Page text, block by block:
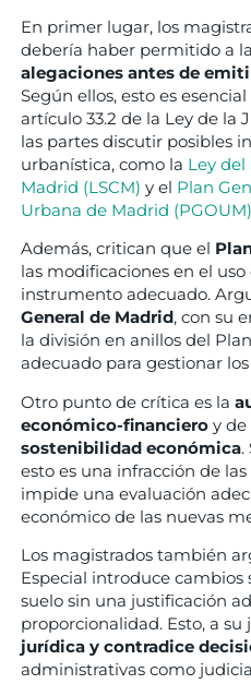
En primer lugar, los
debería haber permitido a
alegaciones antes de
Según ellos, esto es
artículo 33.2 de la Ley de la
las partes discutir posibles
urbanística, como la Ley
Madrid (LSCM) y el Plan
Urbana de Madrid
Además, critican que el
las modificaciones en el uso
instrumento adecuado.
General de Madrid, con su
la división en anillos del
adecuado para gestionar
Otro punto de crítica es la
económico-financieroy de
sostenibilidad económica.
esto es una infracción de
impide una evaluación
económico de las nuevas
Los magistrados también
Especial introduce cambios
suelo sin una justificación
proporcionalidad. Esto, a su
jurídica y contradice
administrativas como